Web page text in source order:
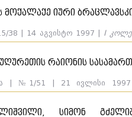
იური
38 | 14 აგვისტო 1997 | I
ჩერქეზიშვილი. მოპასუხე:
რაიონის
| №1/51 | 21 ივლისი
ბენიძე, ავთანდილ
სიმონ